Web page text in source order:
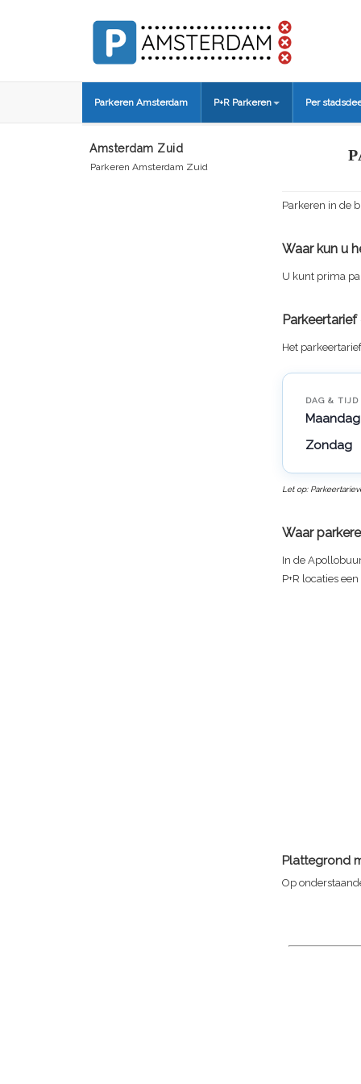
Parkeren Amsterdam P+R Parkeren Per
Parkeren in de
Waar kun u
U kunt prima
Het
DAG & TIJD
Zondag
Let op:
Waar
In de
P+R locaties
Plattegrond
Op
Amsterdam Zuid
Parkeren Amsterdam Zuid